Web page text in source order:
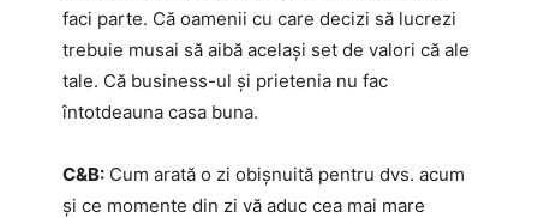
faci parte. Că oamenii cu care decizi să lucrezi
trebuie musai să aibă același set de valori că ale
tale. Că business-ul și prietenia nu fac
întotdeauna casa buna.
C&B: Cum arată o zi obișnuită pentru dvs. acum
și ce momente din zi vă aduc cea mai mare